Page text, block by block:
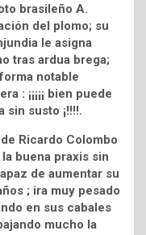
brasileño A.
del plomo; su
le asigna
tras ardua brega;
notable
: ¡¡¡¡¡ bien puede
sin susto ¡!!!!.
Ricardo Colombo
buena praxis sin
de aumentar su
; ira muy pesado
en sus cabales
mucho la